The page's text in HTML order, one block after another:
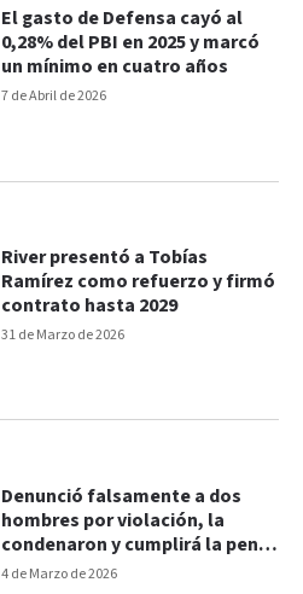
7 de Abril de 2026
El gasto de Defensa cayó al
0,28% del PBI en 2025 y marcó
un mínimo en cuatro años
31 de Marzo de 2026
River presentó a Tobías
Ramírez como refuerzo y firmó
contrato hasta 2029
4 de Marzo de 2026
Denunció falsamente a dos
hombres por violación, la
condenaron y cumplirá la pena
en libertad